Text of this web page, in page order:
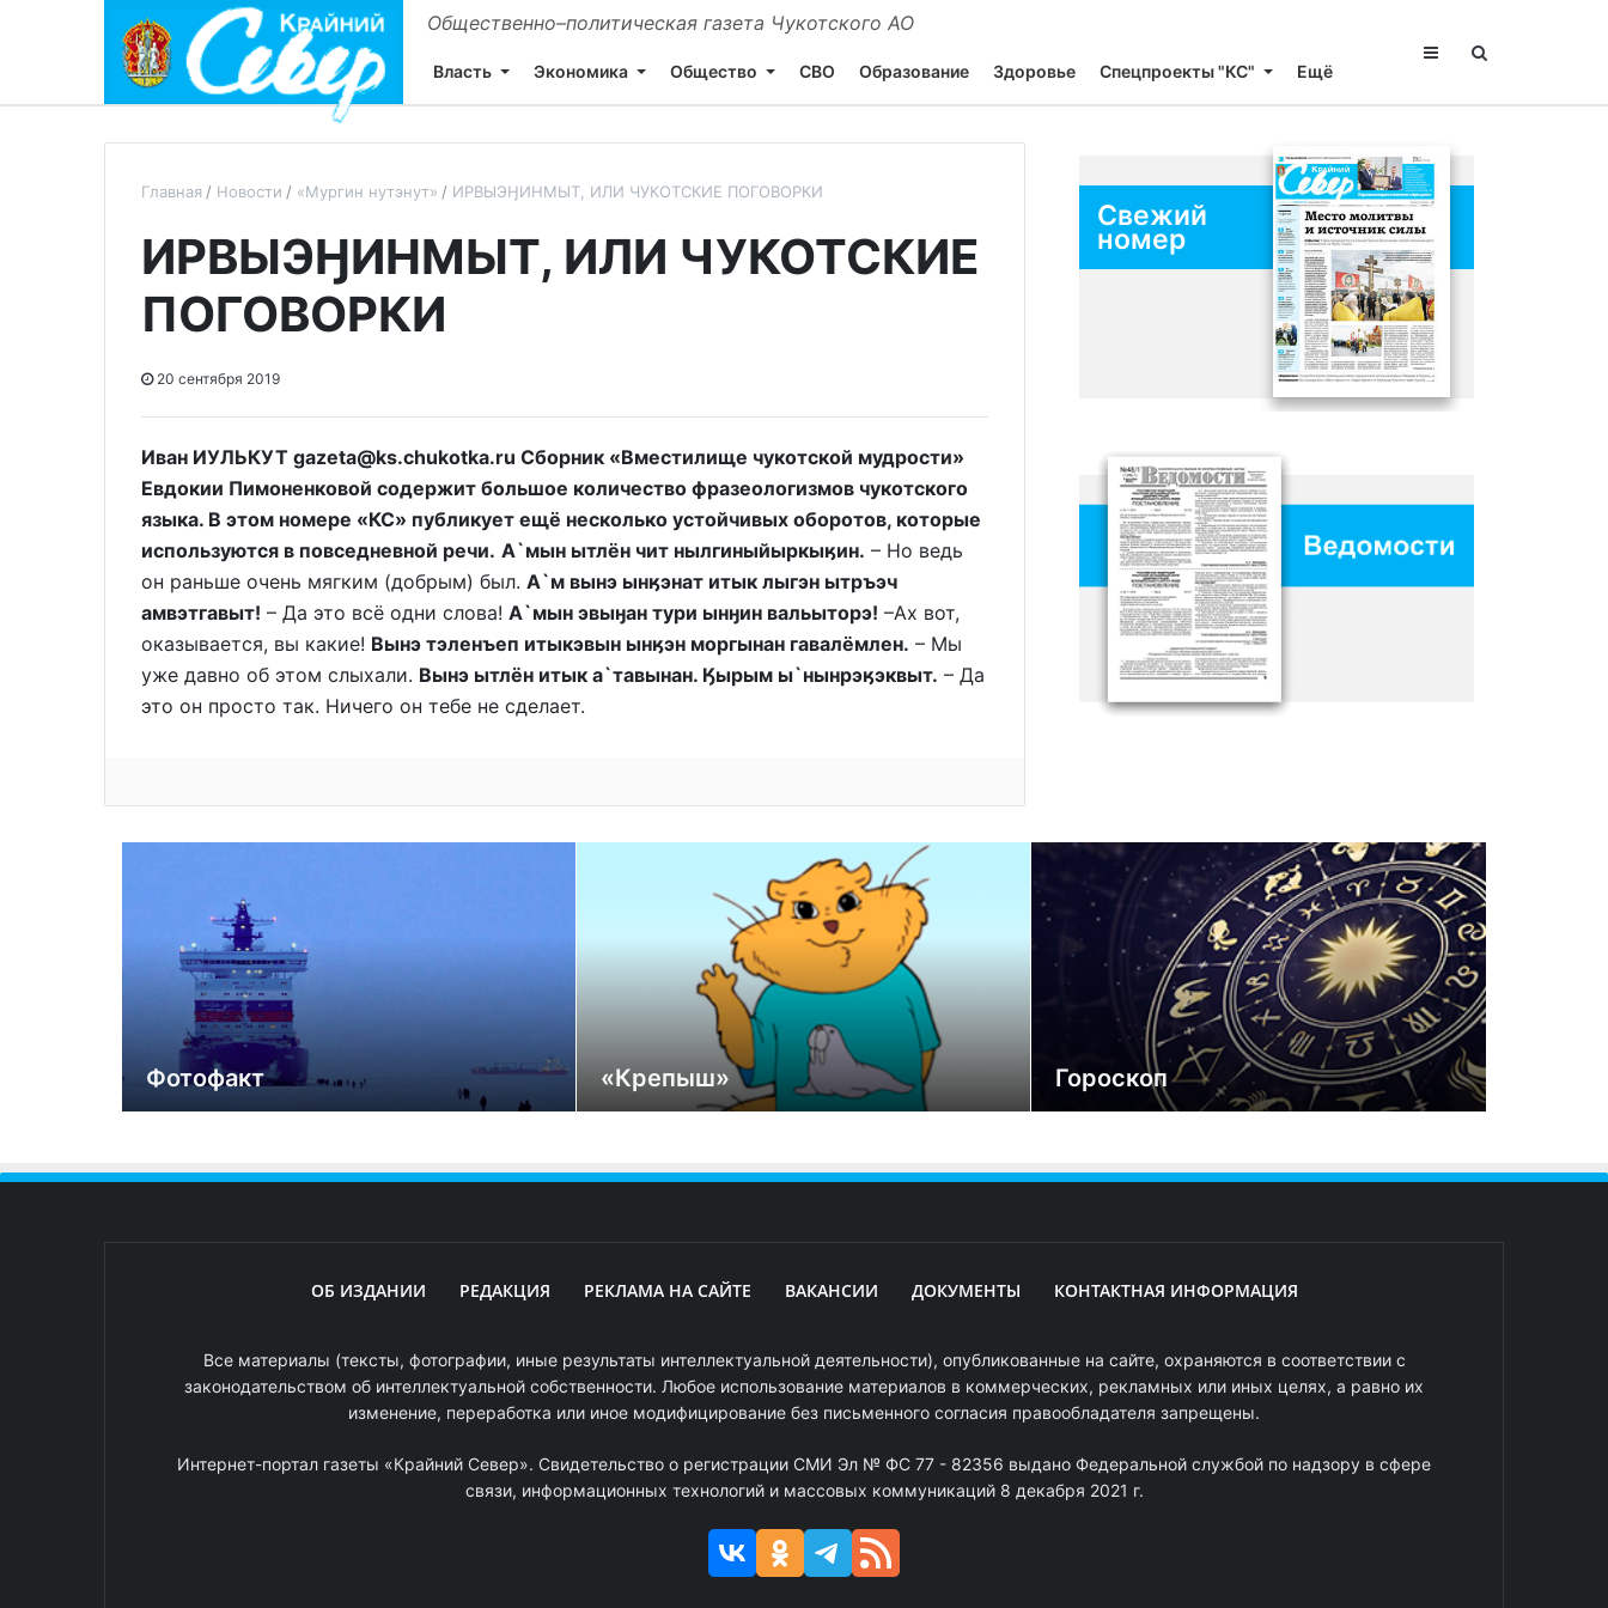
Общественно–политическая газета Чукотского АО
Власть Экономика Общество СВО Образование Здоровье Спецпроекты "КС" Ещё
Главная Новости «Мургин нутэнут» ИРВЫЭӇИНМЫТ, ИЛИ ЧУКОТСКИЕ ПОГОВОРКИ
ИРВЫЭӇИНМЫТ, ИЛИ ЧУКОТСКИЕ
ПОГОВОРКИ
20 сентября 2019
Иван ИУЛЬКУТ gazeta@ks.chukotka.ru Сборник «Вместилище чукотской мудрости»
Евдокии Пимоненковой содержит большое количество фразеологизмов чукотского
языка. В этом номере «КС» публикует ещё несколько устойчивых оборотов, которые
используются в повседневной речи. А`мын ытлён чит нылгиныйыркыӄин. – Но ведь
он раньше очень мягким (добрым) был. А`м вынэ ынӄэнат итык лыгэн ытръэч
амвэтгавыт! – Да это всё одни слова! А`мын эвыӈан тури ынӈин вальыторэ! –Ах вот,
оказывается, вы какие! Вынэ тэленъеп итыкэвын ынӄэн моргынан гавалёмлен. – Мы
уже давно об этом слыхали. Вынэ ытлён итык а`тавынан. Ӄырым ы`нынрэӄэквыт. – Да
это он просто так. Ничего он тебе не сделает.
Свежий
номер
Фотофакт «Крепыш» Гороскоп
ОБ ИЗДАНИИ РЕДАКЦИЯ РЕКЛАМА НА САЙТЕ ВАКАНСИИ ДОКУМЕНТЫ КОНТАКТНАЯ ИНФОРМАЦИЯ
Все материалы (тексты, фотографии, иные результаты интеллектуальной деятельности), опубликованные на сайте, охраняются в соответствии с
законодательством об интеллектуальной собственности. Любое использование материалов в коммерческих, рекламных или иных целях, а равно их
изменение, переработка или иное модифицирование без письменного согласия правообладателя запрещены.
Интернет-портал газеты «Крайний Север». Свидетельство о регистрации СМИ Эл № ФС 77 - 82356 выдано Федеральной службой по надзору в сфере
связи, информационных технологий и массовых коммуникаций 8 декабря 2021 г.